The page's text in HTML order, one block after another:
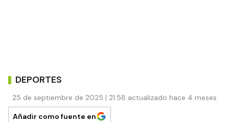
DEPORTES
25 de septiembre de 2025 | 21:58 actualizado hace 4 meses
Añadir como fuente en